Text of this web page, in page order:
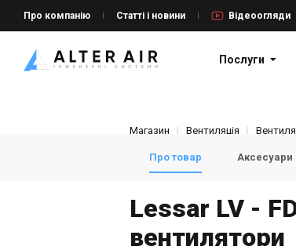
Про компанію Статті і новини Відеоогляди
Послуги
Магазин Вентиляція
Про товар Аксесуари
Lessar LV -
вентилятори